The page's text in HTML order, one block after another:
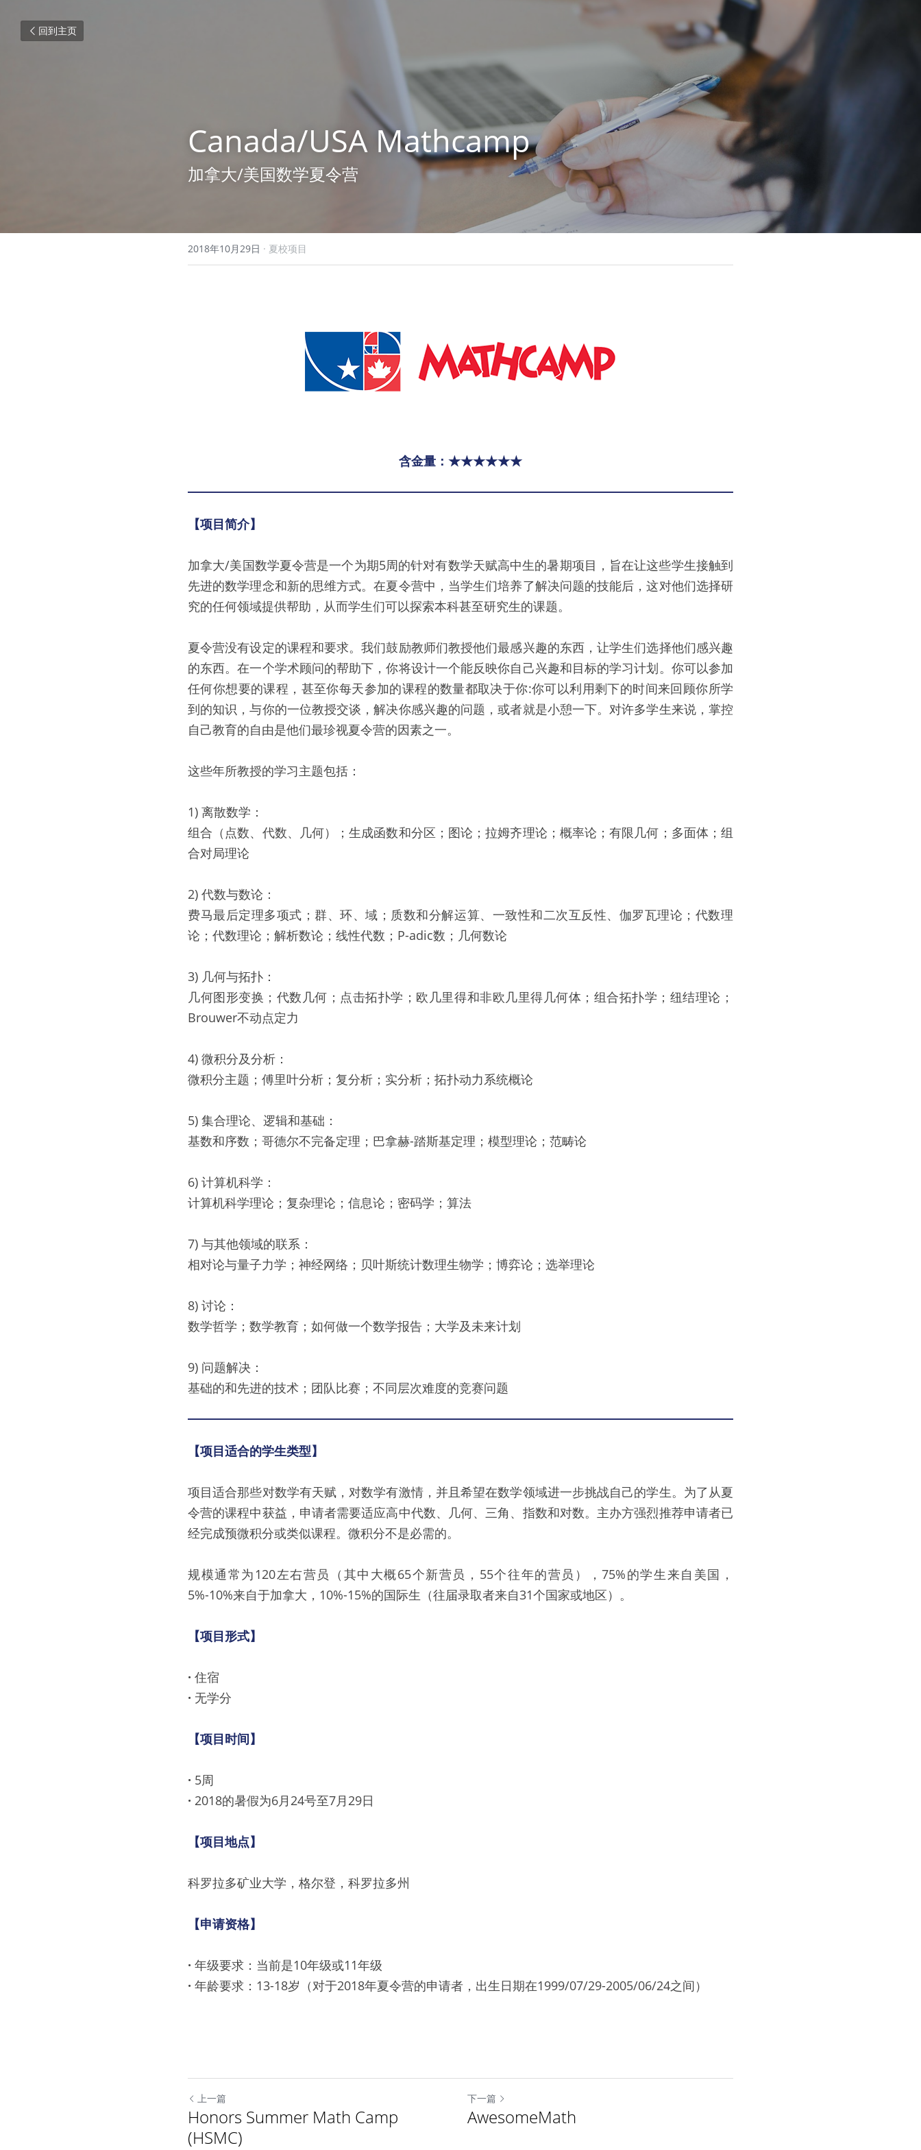
回到主页
Canada/USA Mathcamp
加拿大/美国数学夏令营
2018年10月29日 · 夏校项目
含金量：★★★★★★
【项目简介】
加拿大/美国数学夏令营是一个为期5周的针对有数学天赋高中生的暑期项目，旨在让这些学生接触到
先进的数学理念和新的思维方式。在夏令营中，当学生们培养了解决问题的技能后，这对他们选择研
究的任何领域提供帮助，从而学生们可以探索本科甚至研究生的课题。
夏令营没有设定的课程和要求。我们鼓励教师们教授他们最感兴趣的东西，让学生们选择他们感兴趣
的东西。在一个学术顾问的帮助下，你将设计一个能反映你自己兴趣和目标的学习计划。你可以参加
任何你想要的课程，甚至你每天参加的课程的数量都取决于你:你可以利用剩下的时间来回顾你所学
到的知识，与你的一位教授交谈，解决你感兴趣的问题，或者就是小憩一下。对许多学生来说，掌控
自己教育的自由是他们最珍视夏令营的因素之一。
这些年所教授的学习主题包括：
1) 离散数学：
组合（点数、代数、几何）；生成函数和分区；图论；拉姆齐理论；概率论；有限几何；多面体；组
合对局理论
2) 代数与数论：
费马最后定理多项式；群、环、域；质数和分解运算、一致性和二次互反性、伽罗瓦理论；代数理
论；代数理论；解析数论；线性代数；P-adic数；几何数论
3) 几何与拓扑：
几何图形变换；代数几何；点击拓扑学；欧几里得和非欧几里得几何体；组合拓扑学；纽结理论；
Brouwer不动点定力
4) 微积分及分析：
微积分主题；傅里叶分析；复分析；实分析；拓扑动力系统概论
5) 集合理论、逻辑和基础：
基数和序数；哥德尔不完备定理；巴拿赫-踏斯基定理；模型理论；范畴论
6) 计算机科学：
计算机科学理论；复杂理论；信息论；密码学；算法
7) 与其他领域的联系：
相对论与量子力学；神经网络；贝叶斯统计数理生物学；博弈论；选举理论
8) 讨论：
数学哲学；数学教育；如何做一个数学报告；大学及未来计划
9) 问题解决：
基础的和先进的技术；团队比赛；不同层次难度的竞赛问题
【项目适合的学生类型】
项目适合那些对数学有天赋，对数学有激情，并且希望在数学领域进一步挑战自己的学生。为了从夏
令营的课程中获益，申请者需要适应高中代数、几何、三角、指数和对数。主办方强烈推荐申请者已
经完成预微积分或类似课程。微积分不是必需的。
规模通常为120左右营员（其中大概65个新营员，55个往年的营员），75%的学生来自美国，
5%-10%来自于加拿大，10%-15%的国际生（往届录取者来自31个国家或地区）。
【项目形式】
· 住宿
· 无学分
【项目时间】
· 5周
· 2018的暑假为6月24号至7月29日
【项目地点】
科罗拉多矿业大学，格尔登，科罗拉多州
【申请资格】
· 年级要求：当前是10年级或11年级
· 年龄要求：13-18岁（对于2018年夏令营的申请者，出生日期在1999/07/29-2005/06/24之间）
上一篇
Honors Summer Math Camp
(HSMC)
下一篇
AwesomeMath